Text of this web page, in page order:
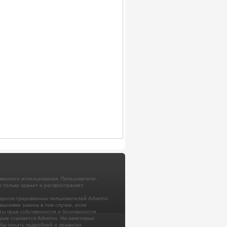
использования. Пользователи,
хранит и распространяет
пользователей Adverno
закона в том случае, если
прав собственности и безопасности
ссылается Adverno. На некоторых
узнать подробней о правилах